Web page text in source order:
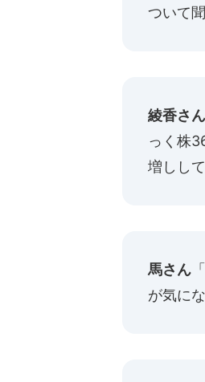
ついて
綾香さん
っく株
増しし
馬さん
が気に